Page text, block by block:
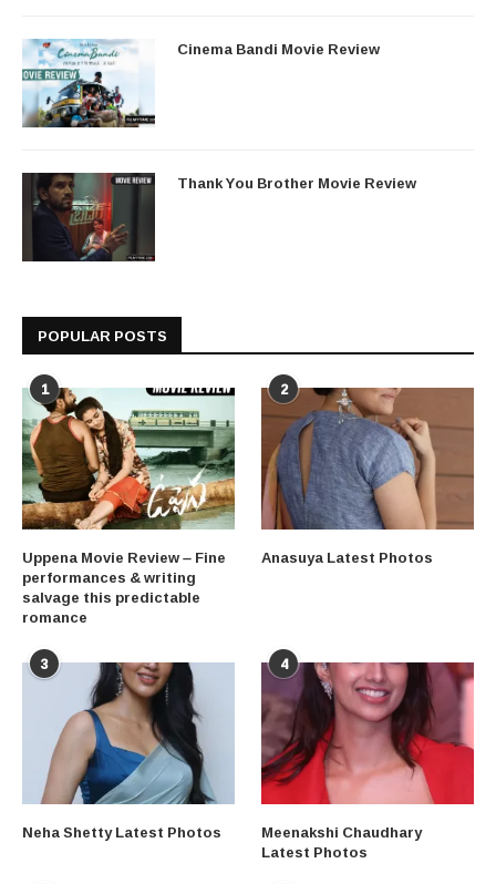
Cinema Bandi Movie Review
Thank You Brother Movie Review
POPULAR POSTS
1
Uppena Movie Review – Fine
performances & writing
salvage this predictable
romance
2
Anasuya Latest Photos
3
Neha Shetty Latest Photos
4
Meenakshi Chaudhary
Latest Photos